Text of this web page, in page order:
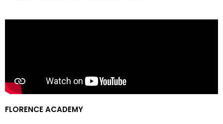
FLORENCE ACADEMY